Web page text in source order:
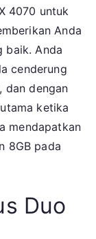
4070 untuk
Anda
baik. Anda
cenderung
dan dengan
ketika
mendapatkan
8GB pada
Duo